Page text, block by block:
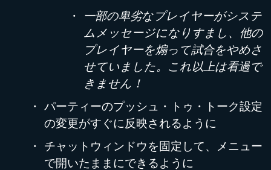
一部の卑劣なプレイヤーがシステ
ムメッセージになりすまし、他の
プレイヤーを煽って試合をやめさ
せていました。これ以上は看過で
きません！
パーティーのプッシュ・トゥ・トーク設定
の変更がすぐに反映されるように
チャットウィンドウを固定して、メニュー
で開いたままにできるように